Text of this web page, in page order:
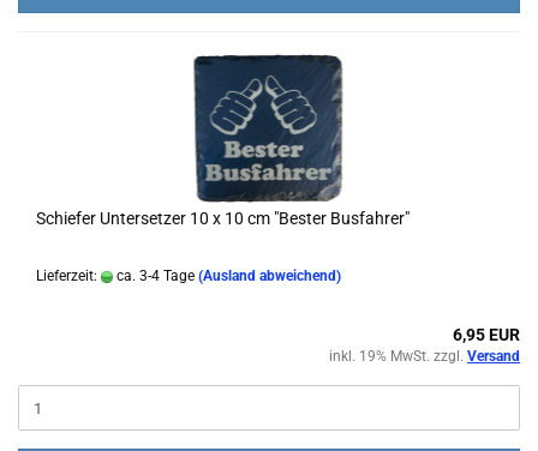
Schiefer Untersetzer 10 x 10 cm "Bester Busfahrer"
Lieferzeit: ca. 3-4 Tage (Ausland abweichend)
6,95 EUR
inkl. 19% MwSt. zzgl. Versand